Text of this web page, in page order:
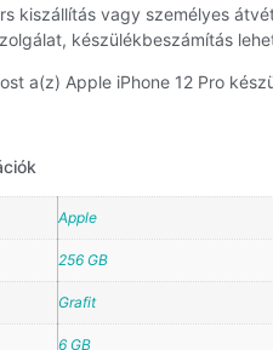
kiszállítás vagy személyes
készülékbeszámítás
a(z) Apple iPhone 12 Pro
Apple
256 GB
Grafit
6 GB